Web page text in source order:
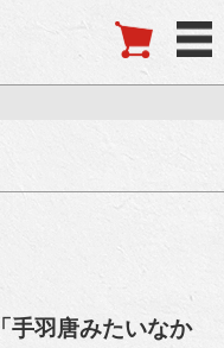
「手羽唐みたいなか